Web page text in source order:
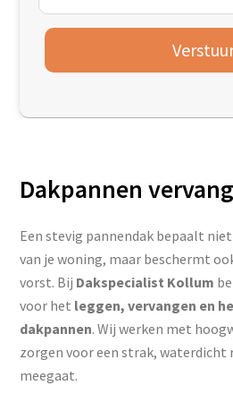
Dakpannen
Een stevig pannendak bepaalt
van je woning, maar beschermt
vorst. Bij Dakspecialist Kollum
voor het leggen, vervangen en
dakpannen. Wij werken met
zorgen voor een strak,
meegaat.